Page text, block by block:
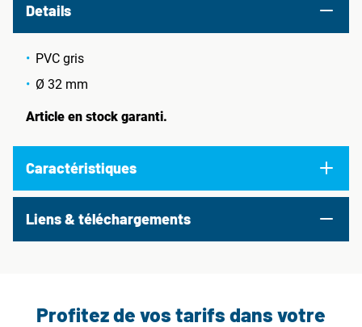
Details
PVC gris
Ø 32 mm
Article en stock garanti.
Caractéristiques
Liens & téléchargements
Profitez de vos tarifs dans votre